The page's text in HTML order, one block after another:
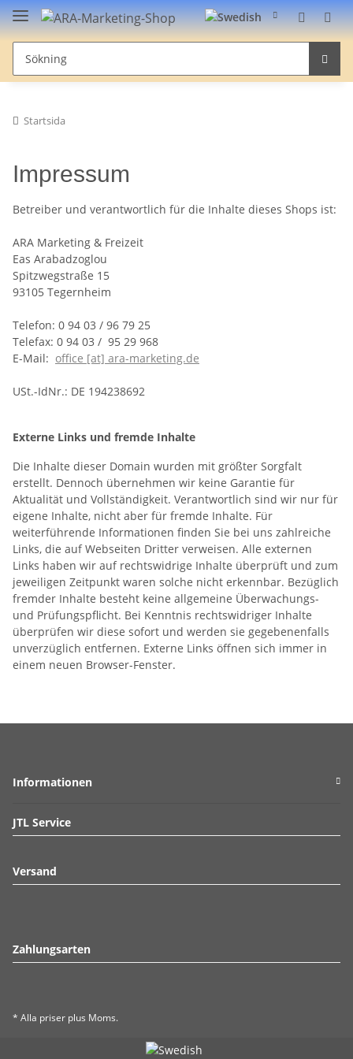
Startsida
Impressum
Betreiber und verantwortlich für die Inhalte dieses Shops ist:
ARA Marketing & Freizeit
Eas Arabadzoglou
Spitzwegstraße 15
93105 Tegernheim
Telefon: 0 94 03 / 96 79 25
Telefax: 0 94 03 / 95 29 968
E-Mail: office [at] ara-marketing.de
USt.-IdNr.: DE 194238692
Externe Links und fremde Inhalte
Die Inhalte dieser Domain wurden mit größter Sorgfalt
erstellt. Dennoch übernehmen wir keine Garantie für
Aktualität und Vollständigkeit. Verantwortlich sind wir nur für
eigene Inhalte, nicht aber für fremde Inhalte. Für
weiterführende Informationen finden Sie bei uns zahlreiche
Links, die auf Webseiten Dritter verweisen. Alle externen
Links haben wir auf rechtswidrige Inhalte überprüft und zum
jeweiligen Zeitpunkt waren solche nicht erkennbar. Bezüglich
fremder Inhalte besteht keine allgemeine Überwachungs-
und Prüfungspflicht. Bei Kenntnis rechtswidriger Inhalte
überprüfen wir diese sofort und werden sie gegebenenfalls
unverzüglich entfernen. Externe Links öffnen sich immer in
einem neuen Browser-Fenster.
Informationen
JTL Service
Versand
Zahlungsarten
* Alla priser plus Moms.